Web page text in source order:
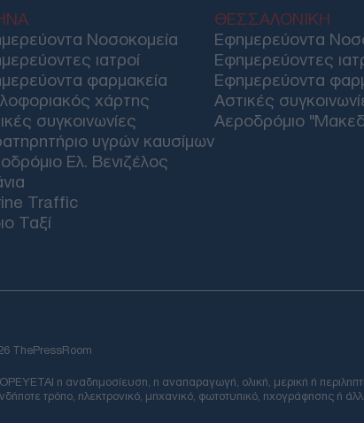
Νοσοκομεία
ιατροί
φαρμακεία
χάρτης
συγκοινωνίες
υγρών καυσίμων
Ελ. Βενιζέλος
Traffic
Ταξί
ΘΕΣΣΑΛΟΝΙΚΗ
Εφημερεύοντα
Εφημερεύοντες
Εφημερεύοντα
Αστικές
Αεροδρόμιο
ThePressRoom
η αναδημοσίευση, η αναπαραγωγή, ολική, μερική ή
τρόπο, ηλεκτρονικό, μηχανικό, φωτοτυπικό, ηχογράφησης ή